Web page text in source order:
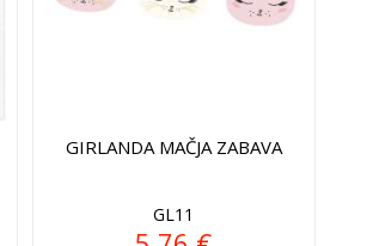
GIRLANDA MAČJA ZABAVA
GL11